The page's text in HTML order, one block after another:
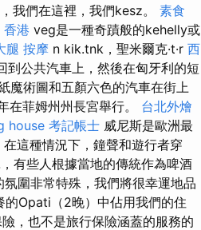
我們在這裡，我們kesz。 素食
香港 veg是一種奇蹟般的kehelly或
腿 按摩 n kik.tnk，聖米爾克·t·r 西
到公共汽車上，然後在匈牙利的短
魔術圖和五顏六色的汽車在街上
在菲姆州州長宮舉行。 台北外燴
house 考記帳士 威尼斯是歐洲最
這種情況下，鐘聲和遊行者穿
有些人根據當地的傳統作為啤酒
氛圍非常特殊，我們將很幸運地品
的Opati（2晚）中佔用我們的住
，也不是旅行保險涵蓋的服務的